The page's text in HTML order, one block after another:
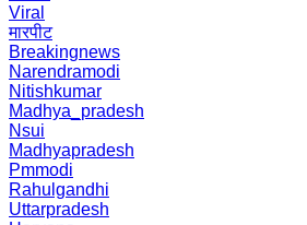
Viral
मारपीट
Breakingnews
Narendramodi
Nitishkumar
Madhya_pradesh
Nsui
Madhyapradesh
Pmmodi
Rahulgandhi
Uttarpradesh